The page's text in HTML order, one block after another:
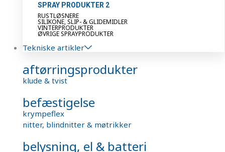
SPRAY PRODUKTER 2
RUSTLØSNERE
SILIKONE, SLIP- & GLIDEMIDLER
VINTERPRODUKTER
ØVRIGE SPRAYPRODUKTER
Tekniske artikler
aftørringsprodukter
klude & tvist
befæstigelse
krympeflex
nitter, blindnitter & møtrikker
belysning, el & batteri